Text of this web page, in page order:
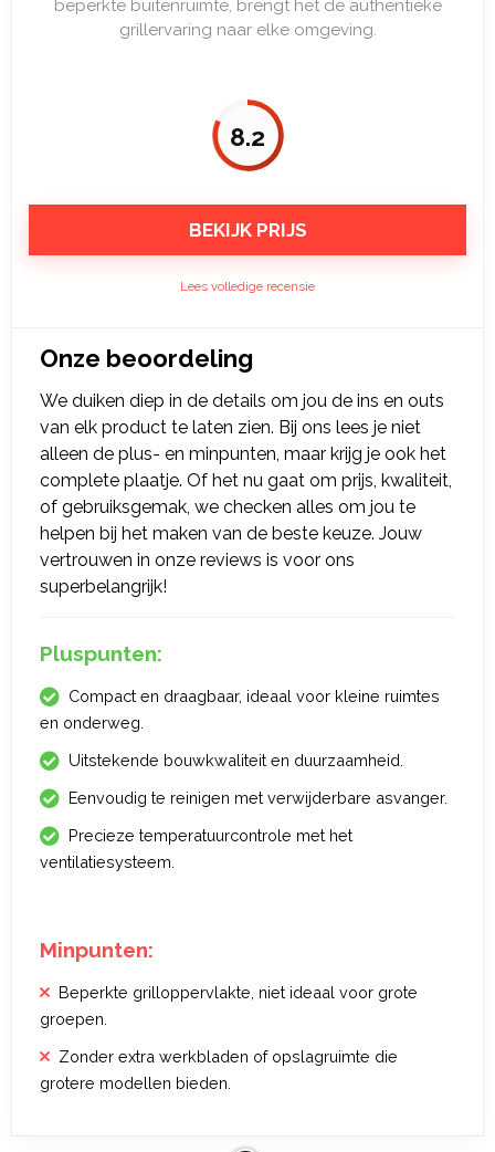
beperkte buitenruimte, brengt het de authentieke
grillervaring naar elke omgeving.
8.2
BEKIJK PRIJS
Lees volledige recensie
Onze beoordeling
We duiken diep in de details om jou de ins en outs
van elk product te laten zien. Bij ons lees je niet
alleen de plus- en minpunten, maar krijg je ook het
complete plaatje. Of het nu gaat om prijs, kwaliteit,
of gebruiksgemak, we checken alles om jou te
helpen bij het maken van de beste keuze. Jouw
vertrouwen in onze reviews is voor ons
superbelangrijk!
Pluspunten:
Compact en draagbaar, ideaal voor kleine ruimtes
en onderweg.
Uitstekende bouwkwaliteit en duurzaamheid.
Eenvoudig te reinigen met verwijderbare asvanger.
Precieze temperatuurcontrole met het
ventilatiesysteem.
Minpunten:
Beperkte grilloppervlakte, niet ideaal voor grote
groepen.
Zonder extra werkbladen of opslagruimte die
grotere modellen bieden.